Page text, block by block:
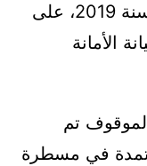
صادرة غيابياً في شهر دجنبر من سنة 2019، على
الأمانة
تم
في مسطرة